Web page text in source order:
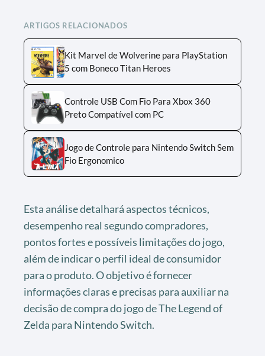
ARTIGOS RELACIONADOS
Kit Marvel de Wolverine para PlayStation
5 com Boneco Titan Heroes
Controle USB Com Fio Para Xbox 360
Preto Compatível com PC
Jogo de Controle para Nintendo Switch Sem
Fio Ergonomico
Esta análise detalhará aspectos técnicos,
desempenho real segundo compradores,
pontos fortes e possíveis limitações do jogo,
além de indicar o perfil ideal de consumidor
para o produto. O objetivo é fornecer
informações claras e precisas para auxiliar na
decisão de compra do jogo de The Legend of
Zelda para Nintendo Switch.